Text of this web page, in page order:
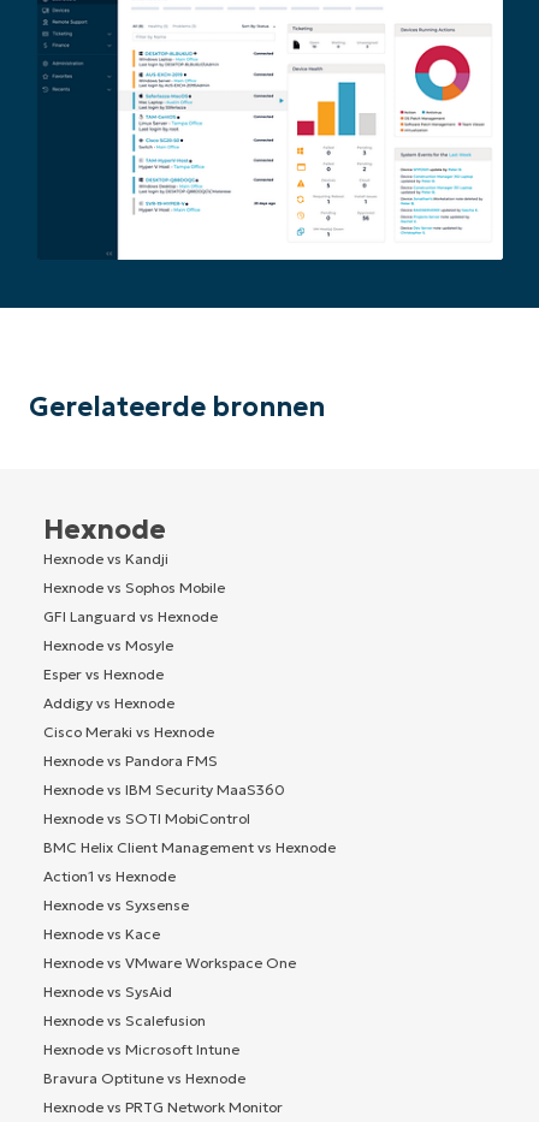
Gerelateerde bronnen
Hexnode
Hexnode vs Kandji
Hexnode vs Sophos Mobile
GFI Languard vs Hexnode
Hexnode vs Mosyle
Esper vs Hexnode
Addigy vs Hexnode
Cisco Meraki vs Hexnode
Hexnode vs Pandora FMS
Hexnode vs IBM Security MaaS360
Hexnode vs SOTI MobiControl
BMC Helix Client Management vs Hexnode
Action1 vs Hexnode
Hexnode vs Syxsense
Hexnode vs Kace
Hexnode vs VMware Workspace One
Hexnode vs SysAid
Hexnode vs Scalefusion
Hexnode vs Microsoft Intune
Bravura Optitune vs Hexnode
Hexnode vs PRTG Network Monitor